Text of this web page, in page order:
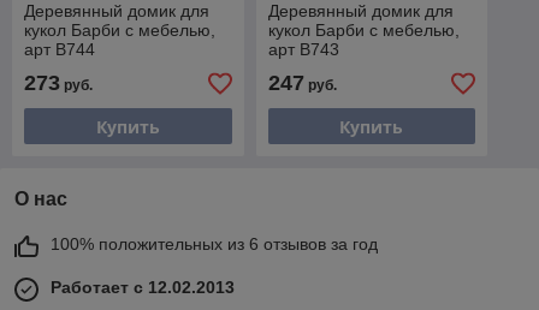
Деревянный домик для
кукол Барби с мебелью,
арт B744
273 руб.
Купить
Деревянный домик для
кукол Барби с мебелью,
арт B743
247 руб.
Купить
О нас
100% положительных из 6 отзывов за год
Работает с 12.02.2013